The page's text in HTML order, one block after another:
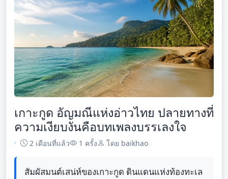
เกาะกูด อัญมณีแห่งอ่าวไทย ปลายทางที่
ความเงียบงันคือบทเพลงบรรเลงใจ
2 เดือนที่แล้ว 1 ครั้ง โดย baikhao
สัมผัสมนต์เสน่ห์ของเกาะกูด ดินแดนแห่งท้องทะเล